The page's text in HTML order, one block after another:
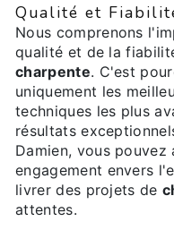
Qualité et
Nous comprenons
qualité et de la
charpente. C'est
uniquement les
techniques les plus
résultats
Damien, vous
engagement envers
livrer des projets de
attentes.